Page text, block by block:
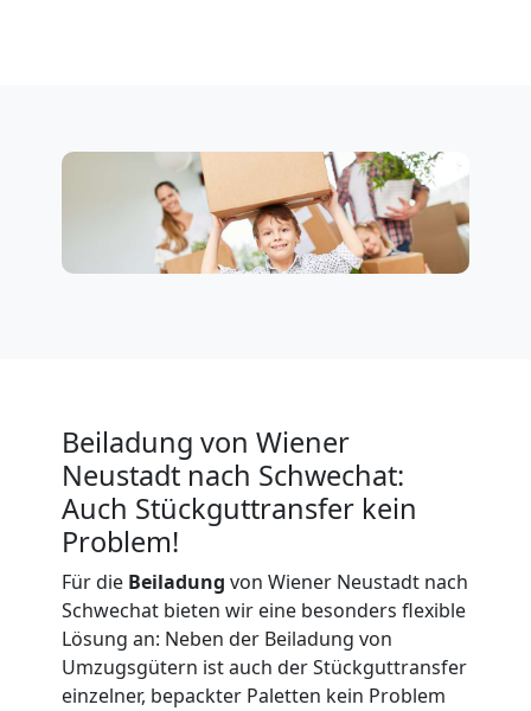
Beiladung von Wiener
Neustadt nach Schwechat:
Auch Stückguttransfer kein
Problem!
Für die Beiladung von Wiener Neustadt nach
Schwechat bieten wir eine besonders flexible
Lösung an: Neben der Beiladung von
Umzugsgütern ist auch der Stückguttransfer
einzelner, bepackter Paletten kein Problem
Tresortransport
Umzug
für
Senioren